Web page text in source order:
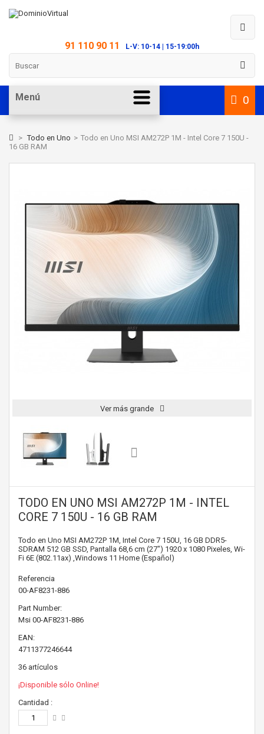
91 110 90 11 L-V: 10-14 | 15-19:00h
0
Menú
> Todo en Uno > Todo en Uno MSI AM272P 1M - Intel Core 7 150U -
16 GB RAM
Ver más grande
TODO EN UNO MSI AM272P 1M - INTEL
CORE 7 150U - 16 GB RAM
Todo en Uno MSI AM272P 1M, Intel Core 7 150U, 16 GB DDR5-
SDRAM 512 GB SSD, Pantalla 68,6 cm (27") 1920 x 1080 Pixeles, Wi-
Fi 6E (802.11ax) ,Windows 11 Home (Español)
Referencia
00-AF8231-886
Part Number:
Msi 00-AF8231-886
EAN:
4711377246644
36 artículos
¡Disponible sólo Online!
Cantidad :